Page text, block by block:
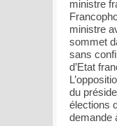
ministre
ministre
sommet
sans
d’Etat
du
élections
demande